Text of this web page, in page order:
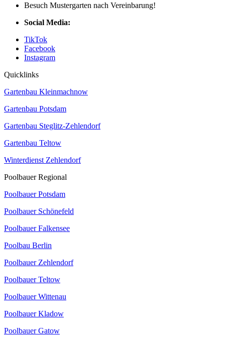
Besuch Mustergarten nach Vereinbarung!
Social Media:
TikTok
Facebook
Instagram
Quicklinks
Gartenbau Kleinmachnow
Gartenbau Potsdam
Gartenbau Steglitz-Zehlendorf
Gartenbau Teltow
Winterdienst Zehlendorf
Poolbauer Regional
Poolbauer Potsdam
Poolbauer Schönefeld
Poolbauer Falkensee
Poolbau Berlin
Poolbauer Zehlendorf
Poolbauer Teltow
Poolbauer Wittenau
Poolbauer Kladow
Poolbauer Gatow